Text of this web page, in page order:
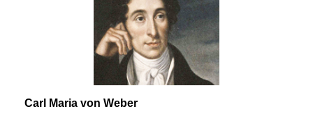
Carl Maria von Weber